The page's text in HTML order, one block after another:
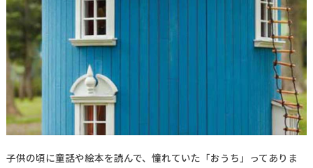
子供の頃に童話や絵本を読んで、憧れていた「おうち」ってありま